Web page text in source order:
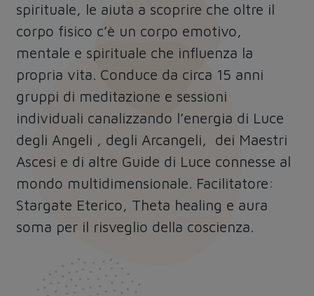
spirituale, le aiuta a scoprire che oltre il
corpo fisico c’è un corpo emotivo,
mentale e spirituale che influenza la
propria vita. Conduce da circa 15 anni
gruppi di meditazione e sessioni
individuali canalizzando l’energia di Luce
degli Angeli , degli Arcangeli, dei Maestri
Ascesi e di altre Guide di Luce connesse al
mondo multidimensionale. Facilitatore:
Stargate Eterico, Theta healing e aura
soma per il risveglio della coscienza.